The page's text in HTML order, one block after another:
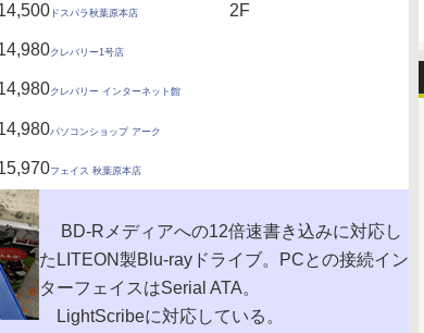
ドスパラ秋葉原本店 2F
クレバリー1号店
クレバリー インターネット館
パソコンショップ アーク
フェイス 秋葉原本店
BD-Rメディアへの12倍速書き込みに対応し
たLITEON製Blu-rayドライブ。PCとの接続イン
ターフェイスはSerial ATA。
LightScribeに対応している。